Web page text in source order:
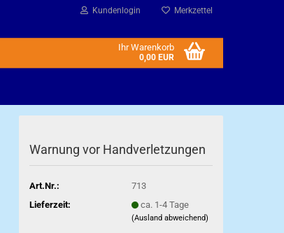
Kundenlogin Merkzettel
Ihr Warenkorb
0,00 EUR
Warnung vor Handverletzungen
Art.Nr.:
713
Lieferzeit:
ca. 1-4 Tage
(Ausland abweichend)